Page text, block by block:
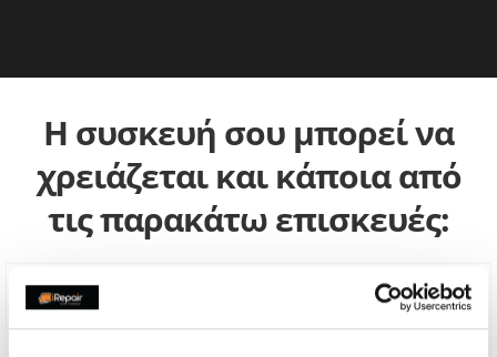
Η συσκευή σου μπορεί να
χρειάζεται και κάποια από
τις παρακάτω επισκευές: